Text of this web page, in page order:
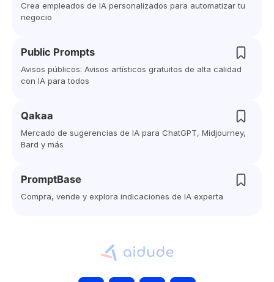
Crea empleados de IA personalizados para automatizar tu
negocio
Public Prompts
Avisos públicos: Avisos artísticos gratuitos de alta calidad
con IA para todos
Qakaa
Mercado de sugerencias de IA para ChatGPT, Midjourney,
Bard y más
PromptBase
Compra, vende y explora indicaciones de IA experta